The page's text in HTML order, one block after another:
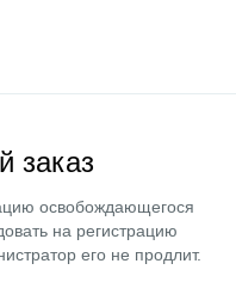
заказ
освобождающегося
на регистрацию
его не продлит.